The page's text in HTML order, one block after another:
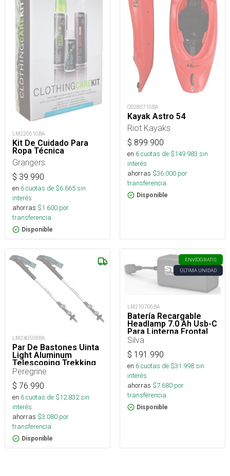
LM220610BA
Kit De Cuidado Para
Ropa Técnica
Grangers
$ 39.990
en 6cuotas de $6.665sin
interés
ahorras $1.600 por
transferencia.
Disponible
OD280710BA
Kayak Astro 54
Riot Kayaks
$ 899.900
en 6cuotas de $149.983 sin
interés
ahorras $36.000 por
transferencia.
Disponible
LM240508BA
Par De Bastones Uinta
Light Aluminum
Telescoping Trekking
Pole
Peregrine
$ 76.990
en 6cuotas de $12.832sin
interés
ahorras $3.080 por
transferencia.
Disponible
ENVÍOGRATIS
ÚLTIMA UNIDAD
LM210706BA
Batería Recargable
Headlamp 7.0 Ah Usb-C
Para Linterna Frontal
Silva
$ 191.990
en 6cuotas de $31.998sin
interés
ahorras $7.680 por
transferencia.
Disponible